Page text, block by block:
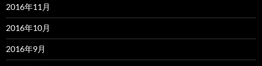
2016年11月
2016年10月
2016年9月